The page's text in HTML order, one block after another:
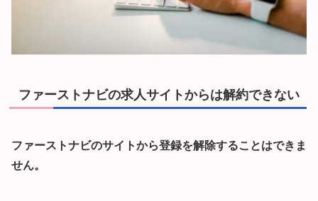
ファーストナビの求人サイトからは解約できない
ファーストナビのサイトから登録を解除することはできま
せん。